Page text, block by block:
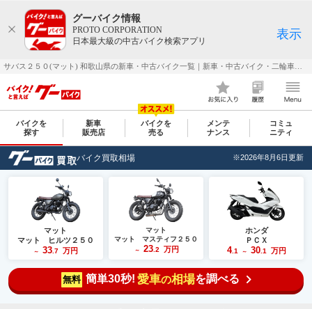
グーバイク情報
PROTO CORPORATION
日本最大級の中古バイク検索アプリ
表示
バイクを
探す
新車
販売店
バイクを
売る
メンテ
ナンス
コミュ
ニティ
バイク買取相場 ※2026年8月6日更新
マット
マット ヒルツ２５０
～ 33 .7 万円
マット
マット マスティフ２５０
～ 23.2 万円
ホンダ
ＰＣＸ
4.1 ～ 30.1 万円
無料 簡単30秒! 愛車の相場を調べる